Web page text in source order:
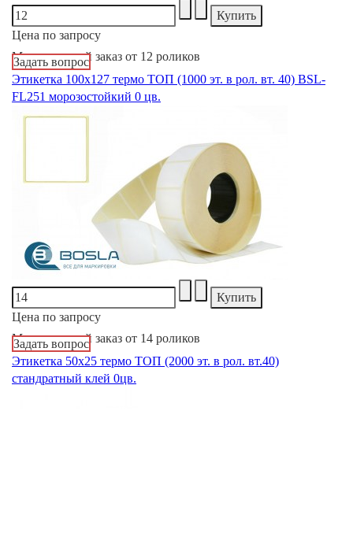
Цена по запросу
Минимальный заказ от 12 роликов
Задать вопрос
Этикетка 100х127 термо ТОП (1000 эт. в рол. вт. 40) BSL-
FL251 морозостойкий 0 цв.
Цена по запросу
Минимальный заказ от 14 роликов
Задать вопрос
Этикетка 50х25 термо ТОП (2000 эт. в рол. вт.40)
стандратный клей 0цв.